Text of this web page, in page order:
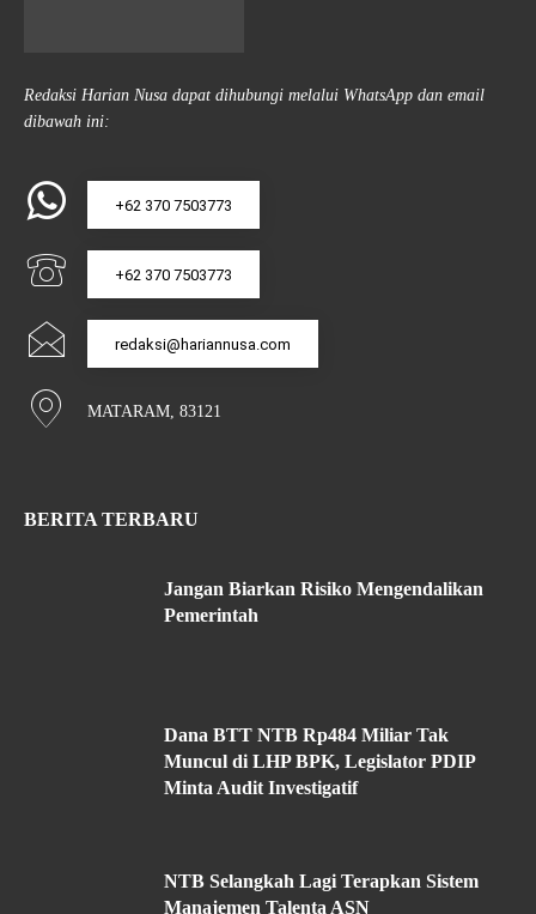
Redaksi Harian Nusa dapat dihubungi melalui WhatsApp dan email
dibawah ini:
+62 370 7503773
+62 370 7503773
redaksi@hariannusa.com
MATARAM, 83121
BERITA TERBARU
Jangan Biarkan Risiko Mengendalikan
Pemerintah
Dana BTT NTB Rp484 Miliar Tak
Muncul di LHP BPK, Legislator PDIP
Minta Audit Investigatif
NTB Selangkah Lagi Terapkan Sistem
Manajemen Talenta ASN